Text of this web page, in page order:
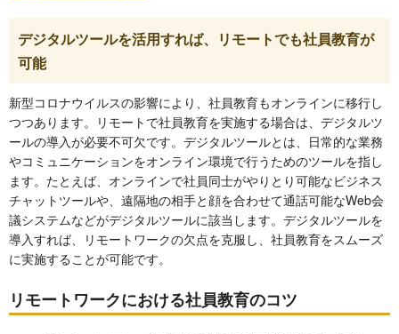
デジタルツールを活用すれば、リモートでも社員教育が
可能
新型コロナウイルスの影響により、社員教育もオンラインに移行し
つつあります。リモートで社員教育を実施する場合は、デジタルツ
ールの導入が必要不可欠です。デジタルツールとは、日常的な業務
やコミュニケーションをオンライン環境で行うためのツールを指し
ます。たとえば、オンラインで社員同士がやりとり可能なビジネス
チャットツールや、遠隔地の相手と顔を合わせて通話可能なWeb会
議システムなどがデジタルツールに該当します。デジタルツールを
導入すれば、リモートワークの欠点を克服し、社員教育をスムーズ
に実施することが可能です。
リモートワークにおける社員教育のコツ